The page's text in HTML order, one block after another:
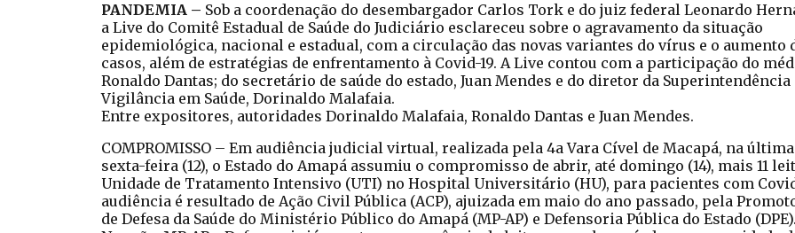
PANDEMIA – Sob a coordenação do desembargador Carlos Tork e do juiz federal Leonardo
a Live do Comitê Estadual de Saúde do Judiciário esclareceu sobre o agravamento da situação
epidemiológica, nacional e estadual, com a circulação das novas variantes do vírus e o aumento
casos, além de estratégias de enfrentamento à Covid-19. A Live contou com a participação do
Ronaldo Dantas; do secretário de saúde do estado, Juan Mendes e do diretor da Superintendência
Vigilância em Saúde, Dorinaldo Malafaia.
Entre expositores, autoridades Dorinaldo Malafaia, Ronaldo Dantas e Juan Mendes.
COMPROMISSO – Em audiência judicial virtual, realizada pela 4a Vara Cível de Macapá, na última
sexta-feira (12), o Estado do Amapá assumiu o compromisso de abrir, até domingo (14), mais 11
Unidade de Tratamento Intensivo (UTI) no Hospital Universitário (HU), para pacientes com
audiência é resultado de Ação Civil Pública (ACP), ajuizada em maio do ano passado, pela
de Defesa da Saúde do Ministério Público do Amapá (MP-AP) e Defensoria Pública do Estado (DPE).